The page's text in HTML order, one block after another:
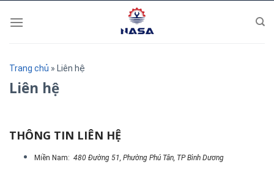
Trang chủ » Liên hệ
Liên hệ
THÔNG TIN LIÊN HỆ
Miền Nam: 480 Đường 51, Phường Phú Tân, TP Bình Dương